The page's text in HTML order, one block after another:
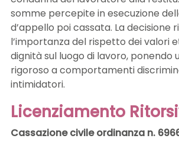
somme percepite in esecuzione
d’appello poi cassata. La decisione
l’importanza del rispetto dei valori
dignità sul luogo di lavoro, ponendo
rigoroso a comportamenti
intimidatori.
Licenziamento
Cassazione civile ordinanza n.